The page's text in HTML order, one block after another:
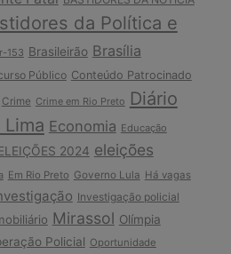
da Política e
153 Brasileirão Brasília
Público Conteúdo Patrocinado
Crime Crime em Rio Preto Diário
Economia Educação
2024 eleições
Em Rio Preto Governo Lula Há vagas
Investigação policial
Mirassol Olímpia
Policial Oportunidade